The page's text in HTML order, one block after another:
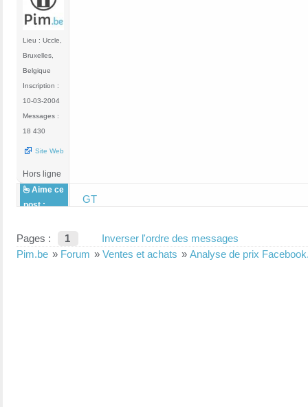
Lieu : Uccle,
Bruxelles,
Belgique
Inscription :
10-03-2004
Messages :
18 430
Site Web
Hors ligne
Aime ce
post :
GT
Pages : 1
Inverser l'ordre des messages
Pim.be » Forum » Ventes et achats » Analyse de prix